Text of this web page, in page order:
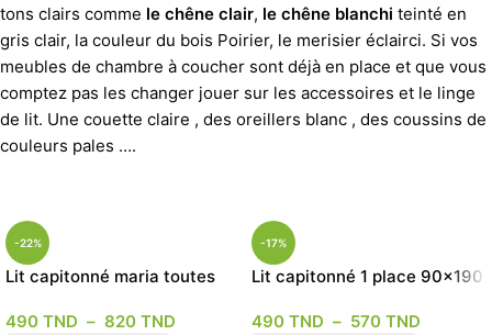
tons clairs comme le chêne clair, le chêne blanchi teinté en
gris clair, la couleur du bois Poirier, le merisier éclairci. Si vos
meubles de chambre à coucher sont déjà en place et que vous
comptez pas les changer jouer sur les accessoires et le linge
de lit. Une couette claire , des oreillers blanc , des coussins de
couleurs pales ….
-22%
Lit capitonné maria toutes
490 TND – 820 TND
-17%
Lit capitonné 1 place 90×190
modèle Ambiance
490 TND – 570 TND